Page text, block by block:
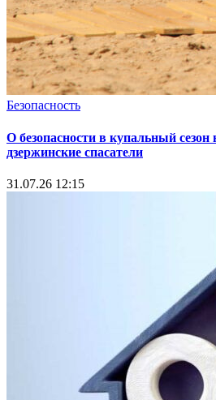
Безопасность
О безопасности в купальный
дзержинские спасатели
31.07.26 12:15